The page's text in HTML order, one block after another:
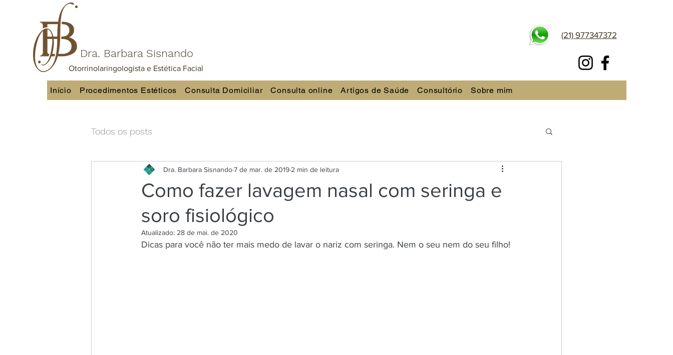
Dra. Barbara Sisnando
Otorrinolaringologista e Estética Facial
(21) 977347372
Início Procedimentos Estéticos Consulta Domiciliar Consulta online Artigos de Saúde Consultório Sobre mim
Todos os posts
Como fazer lavagem nasal com seringa e
soro fisiológico
Dra. Barbara Sisnando7 de mar. de 2019 2 min de leitura
Atualizado: 28 de mai. de 2020
Dicas para você não ter mais medo de lavar o nariz com seringa. Nem o seu nem do seu filho!